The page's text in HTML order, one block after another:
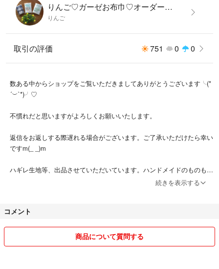
りんご♡ガーゼお布巾♡オーダー受け付けてます♡
りんご
取引の評価 751 0 0
数ある中からショップをご覧いただきましてありがとうございます╰(*
´︶`*)╯♡
不慣れだと思いますがよろしくお願いいたします。
返信をお返しする際遅れる場合がございます。ご了承いただけたら幸い
ですm(_ _)m
ハギレ生地等、出品させていただいています。ハンドメイドのものも出
お気軽にコメントください🙇‍♀️
400円だいから500円だいの生地は割引不可です❌🙇‍♀️
続きを表示する
コメント
商品について質問する